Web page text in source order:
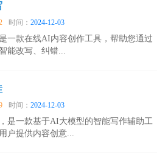
时间：2024-12-03
一款在线AI内容创作工具，帮助您通过
能改写、纠错...
时间：2024-12-03
是一款基于AI大模型的智能写作辅助工
户提供内容创意...